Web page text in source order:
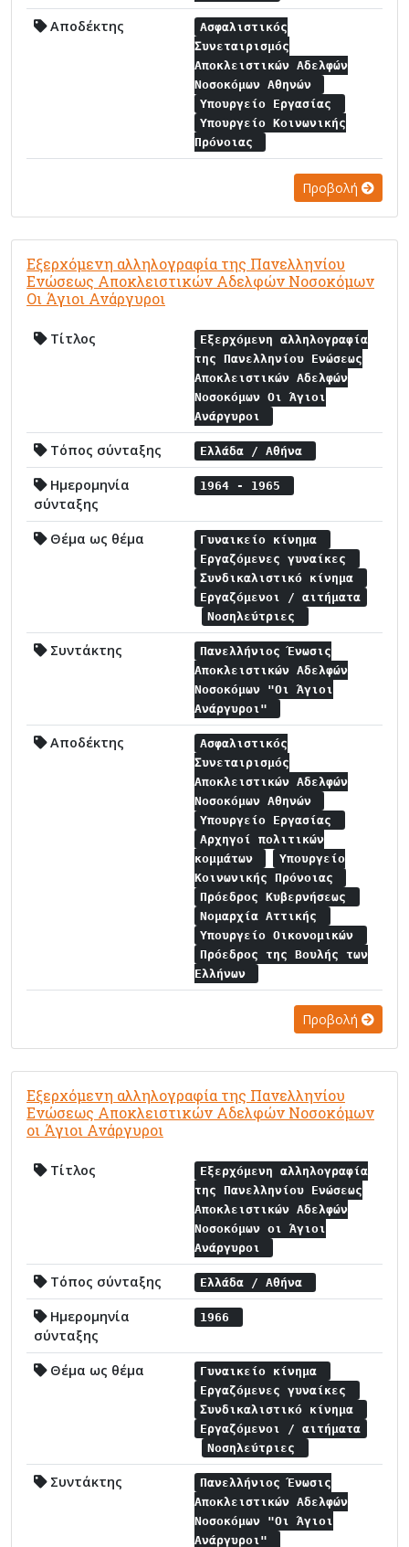
Αποδέκτης
Ασφαλιστικός
Συνεταιρισμός
Αποκλειστικών Αδελφών
Νοσοκόμων Αθηνών
Υπουργείο Εργασίας
Υπουργείο Κοινωνικής
Πρόνοιας
Προβολή
Εξερχόμενη αλληλογραφία της Πανελληνίου
Ενώσεως Αποκλειστικών Αδελφών Νοσοκόμων
Οι Άγιοι Ανάργυροι
Τίτλος
Εξερχόμενη αλληλογραφία
της Πανελληνίου Ενώσεως
Αποκλειστικών Αδελφών
Νοσοκόμων Οι Άγιοι
Ανάργυροι
Τόπος σύνταξης Ελλάδα / Αθήνα
Ημερομηνία
σύνταξης
1964 - 1965
Θέμα ως θέμα
Γυναικείο κίνημα
Εργαζόμενες γυναίκες
Συνδικαλιστικό κίνημα
Εργαζόμενοι / αιτήματα
Νοσηλεύτριες
Συντάκτης
Πανελλήνιος Ένωσις
Αποκλειστικών Αδελφών
Νοσοκόμων "Οι Άγιοι
Ανάργυροι"
Αποδέκτης
Ασφαλιστικός
Συνεταιρισμός
Αποκλειστικών Αδελφών
Νοσοκόμων Αθηνών
Υπουργείο Εργασίας
Αρχηγοί πολιτικών
κομμάτων
Υπουργείο
Κοινωνικής Πρόνοιας
Πρόεδρος Κυβερνήσεως
Νομαρχία Αττικής
Υπουργείο Οικονομικών
Πρόεδρος της Βουλής των
Ελλήνων
Προβολή
Εξερχόμενη αλληλογραφία της Πανελληνίου
Ενώσεως Αποκλειστικών Αδελφών Νοσοκόμων
οι Άγιοι Ανάργυροι
Τίτλος
Εξερχόμενη αλληλογραφία
της Πανελληνίου Ενώσεως
Αποκλειστικών Αδελφών
Νοσοκόμων οι Άγιοι
Ανάργυροι
Τόπος σύνταξης Ελλάδα / Αθήνα
Ημερομηνία
σύνταξης
1966
Θέμα ως θέμα
Γυναικείο κίνημα
Εργαζόμενες γυναίκες
Συνδικαλιστικό κίνημα
Εργαζόμενοι / αιτήματα
Νοσηλεύτριες
Συντάκτης
Πανελλήνιος Ένωσις
Αποκλειστικών Αδελφών
Νοσοκόμων "Οι Άγιοι
Ανάργυροι"